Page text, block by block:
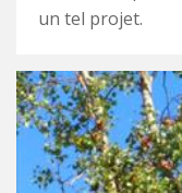
un tel projet.